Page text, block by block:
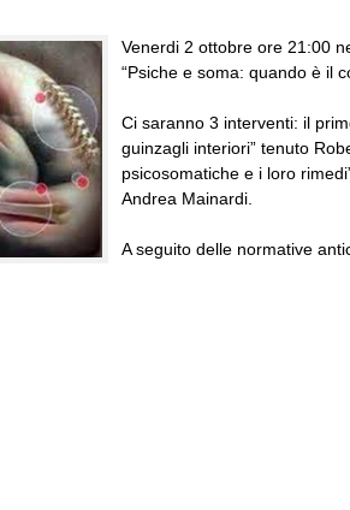
Venerdi 2 ottobre ore 21:00
“Psiche e soma: quando è il
Ci saranno 3 interventi: il
guinzagli interiori” tenuto
psicosomatiche e i loro
Andrea Mainardi.
A seguito delle normative